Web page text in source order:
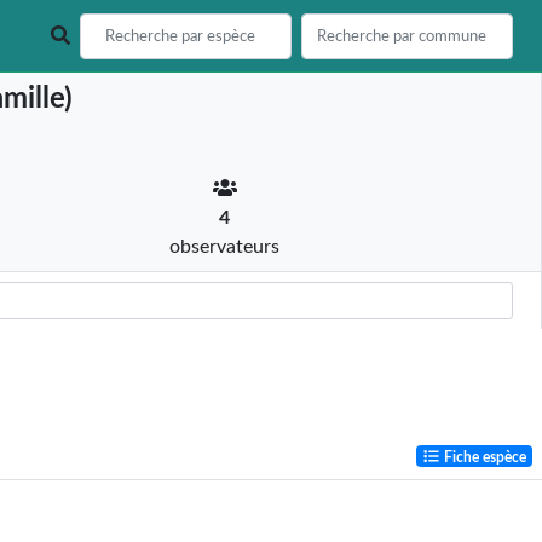
4
observateurs
Fiche espèce